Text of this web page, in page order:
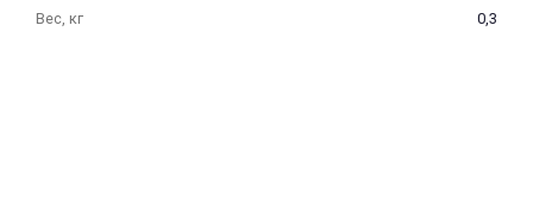
Вес, кг 0,3